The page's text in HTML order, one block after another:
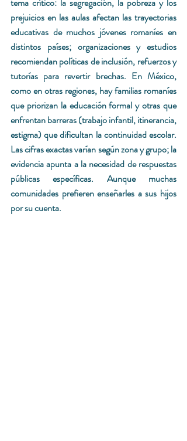
tema crítico: la segregación, la pobreza y los
prejuicios en las aulas afectan las trayectorias
educativas de muchos jóvenes romaníes en
distintos países; organizaciones y estudios
recomiendan políticas de inclusión, refuerzos y
tutorías para revertir brechas. En México,
como en otras regiones, hay familias romaníes
que priorizan la educación formal y otras que
enfrentan barreras (trabajo infantil, itinerancia,
estigma) que dificultan la continuidad escolar.
Las cifras exactas varían según zona y grupo; la
evidencia apunta a la necesidad de respuestas
públicas específicas. Aunque muchas
comunidades prefieren enseñarles a sus hijos
por su cuenta.